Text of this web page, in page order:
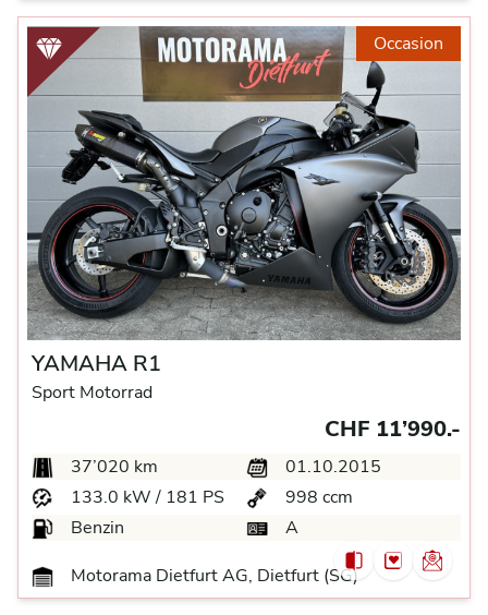
Occasion
YAMAHA R1
Sport Motorrad
CHF 11’990.-
37’020 km
01.10.2015
133.0 kW / 181 PS
998 ccm
Benzin
A
Motorama Dietfurt AG, Dietfurt (SG)